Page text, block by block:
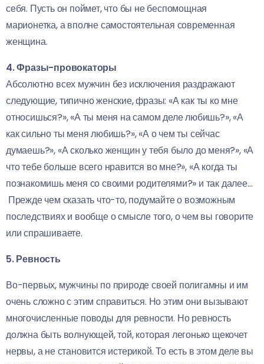
себя. Пусть он поймет, что бы не беспомощная
марионетка, а вполне самостоятельная современная
женщина.
4. Фразы-провокаторы
Абсолютно всех мужчин без исключения раздражают
следующие, типично женские, фразы: «А как ты ко мне
относишься?», «А ты меня на самом деле любишь?», «А
как сильно ты меня любишь?», «А о чем ты сейчас
думаешь?», «А сколько женщин у тебя было до меня?», «А
что тебе больше всего нравится во мне?», «А когда ты
познакомишь меня со своими родителями?» и так далее…
Прежде чем сказать что-то, подумайте о возможным
последствиях и вообще о смысле того, о чем вы говорите
или спрашиваете.
5. Ревность
Во-первых, мужчины по природе своей полигамны и им
очень сложно с этим справиться. Но этим они вызывают
многочисленные поводы для ревности. Но ревность
должна быть волнующей, той, которая легонько щекочет
нервы, а не становится истерикой. То есть в этом деле вы